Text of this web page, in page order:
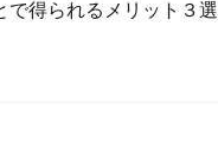
で得られるメリット３選